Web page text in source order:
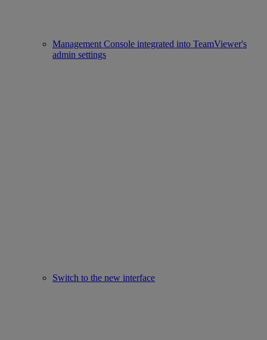
Management Console integrated into TeamViewer's
admin settings
Switch to the new interface